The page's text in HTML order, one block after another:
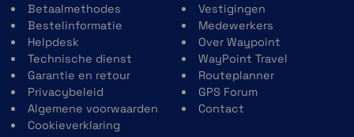
voering
kinband
Spreektijd: tot 12 uur
Gebruikstemperatuur: -10˚C - 55˚C
gewicht: 380 gram
Bluetooth
Bluetooth 4.1
Headset Profiel (HSP)
Betaalmethodes
Bestelinformatie
Helpdesk
Technische dienst
Garantie en retour
Privacybeleid
Algemene voorwaarden
Cookieverklaring
Vestigingen
Medewerkers
Over Waypoint
WayPoint Travel
Routeplanner
GPS Forum
Contact